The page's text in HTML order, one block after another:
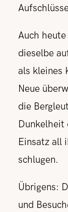
Auch
dieselbe
als kleines
Neue
die
Dunkelheit
Einsatz all
schlugen.
Übrigens:
und